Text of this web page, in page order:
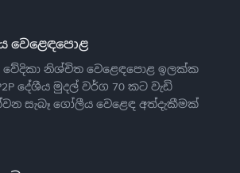
වෙළෙඳපොළ
වේදිකා නිශ්චිත වෙළෙඳපොළ ඉලක්ක
දේශීය මුදල් වර්ග 70 කට වැඩි
සැබෑ ගෝලීය වෙළෙඳ අත්දැකීමක්